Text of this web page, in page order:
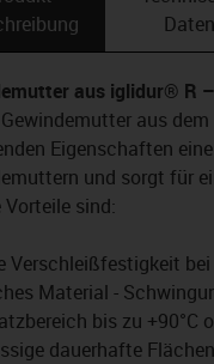
Daten
aus iglidur® R
Gewindemutter aus
Eigenschaften
und sorgt für
Vorteile sind:
Verschleißfestigkeit
Material -
bis zu +90°C
dauerhafte